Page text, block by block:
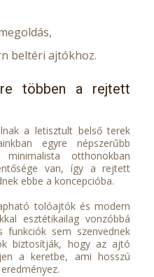
beltéri ajtókhoz.
többen a rejtett
a letisztult belső terek
egyre népszerűbb
otthonokban
van, így a rejtett
ebbe a koncepcióba.
tolóajtók és modern
esztétikailag vonzóbbá
funkciók sem szenvednek
biztosítják, hogy az ajtó
a keretbe, ami hosszú